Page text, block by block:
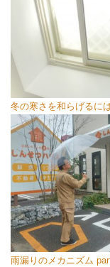
冬の寒さを和らげるに
雨漏りのメカニズム